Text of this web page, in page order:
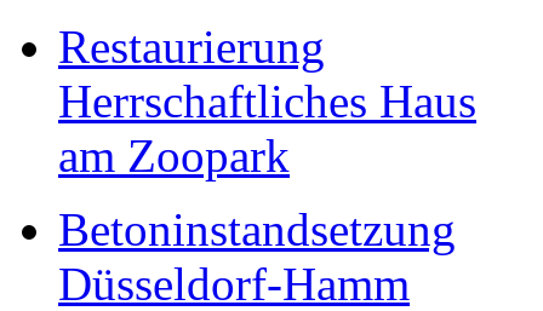
Restaurierung
Herrschaftliches Haus
am Zoopark
Betoninstandsetzung
Düsseldorf-Hamm